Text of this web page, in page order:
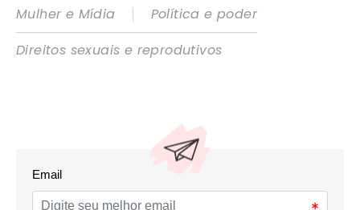
Mulher e Mídia
|
Política e poder
Direitos sexuais e reprodutivos